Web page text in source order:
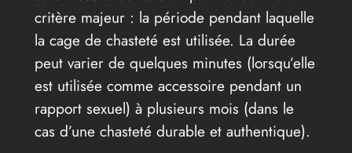
critère majeur : la période pendant laquelle
la cage de chasteté est utilisée. La durée
peut varier de quelques minutes (lorsqu’elle
est utilisée comme accessoire pendant un
rapport sexuel) à plusieurs mois (dans le
cas d’une chasteté durable et authentique).